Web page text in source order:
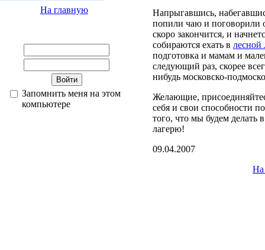
На главную
Запомнить меня на этом
компьютере
Напрыгавшись,
попили чаю и поговорили
скоро закончится, и
собираются ехать в лесной
подготовка и мамам и
следующий раз, скорее
нибудь московско-
Желающие,
себя и свои способности
того, что мы будем делать
лагерю!
09.04.2007
На